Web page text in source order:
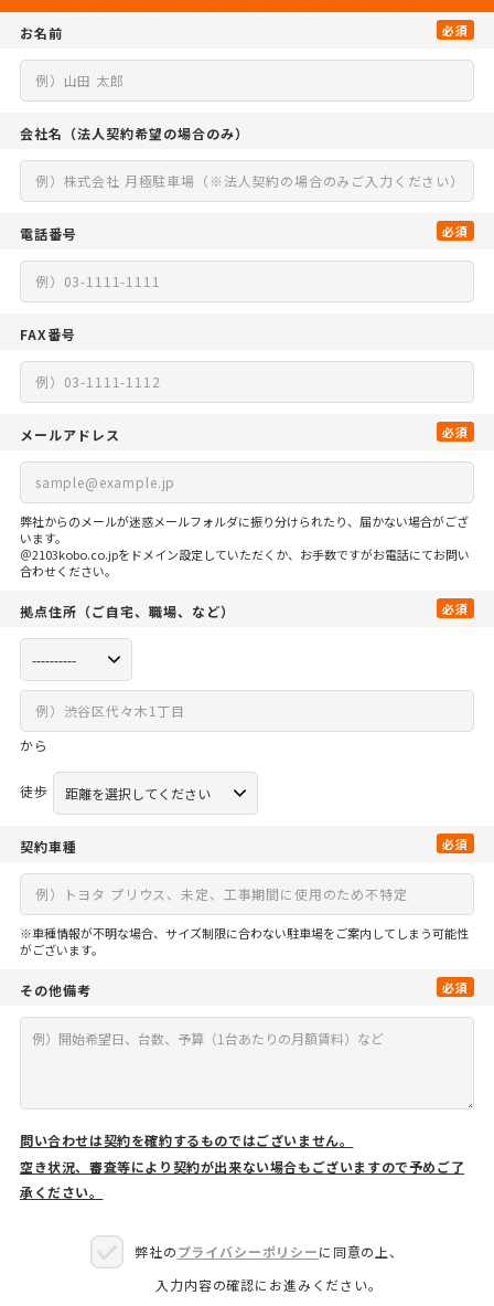
お名前 必須
会社名 （法人契約希望の場合のみ）
電話番号 必須
FAX番号
メールアドレス 必須
弊社からのメールが迷惑メールフォルダに振り分けられたり、届かない場合がござ
います。
＠2103kobo.co.jpをドメイン設定していただくか、お手数ですがお電話にてお問い
合わせください。
拠点住所 （ご自宅、 職場、など） 必須
から
徒歩
契約車種 必須
※車種情報が不明な場合、サイズ制限に合わない駐車場をご案内してしまう可能性
がございます。
その他備考 必須
問い合わせは契約を確約するものではございません。
空き状況、審査等により契約が出来ない場合もございますので予めご了
承ください。
弊社のプライバシーポリシーに同意の上、
入力内容の確認にお進みください。